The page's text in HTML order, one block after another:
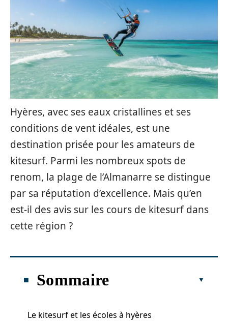
Hyères, avec ses eaux cristallines et ses
conditions de vent idéales, est une
destination prisée pour les amateurs de
kitesurf. Parmi les nombreux spots de
renom, la plage de l’Almanarre se distingue
par sa réputation d’excellence. Mais qu’en
est-il des avis sur les cours de kitesurf dans
cette région ?
Sommaire
Le kitesurf et les écoles à hyères